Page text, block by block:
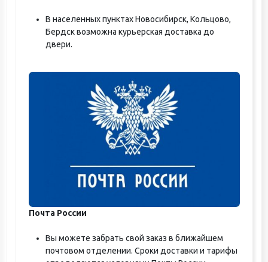
В населенных пунктах Новосибирск, Кольцово,
Бердск возможна курьерская доставка до
двери.
Почта России
Вы можете забрать свой заказ в ближайшем
почтовом отделении. Сроки доставки и тарифы